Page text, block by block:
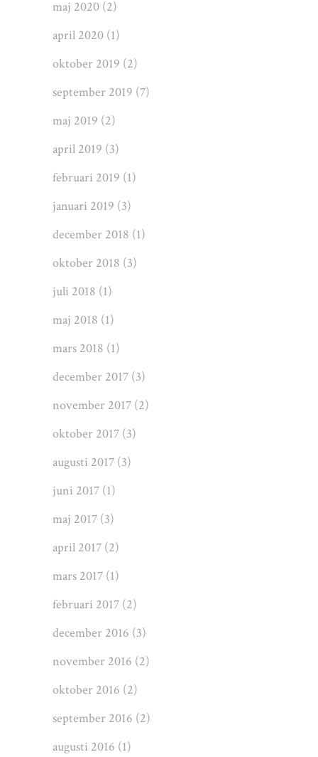
maj 2020 (2)
april 2020 (1)
oktober 2019 (2)
september 2019 (7)
maj 2019 (2)
april 2019 (3)
februari 2019 (1)
januari 2019 (3)
december 2018 (1)
oktober 2018 (3)
juli 2018 (1)
maj 2018 (1)
mars 2018 (1)
december 2017 (3)
november 2017 (2)
oktober 2017 (3)
augusti 2017 (3)
juni 2017 (1)
maj 2017 (3)
april 2017 (2)
mars 2017 (1)
februari 2017 (2)
december 2016 (3)
november 2016 (2)
oktober 2016 (2)
september 2016 (2)
augusti 2016 (1)